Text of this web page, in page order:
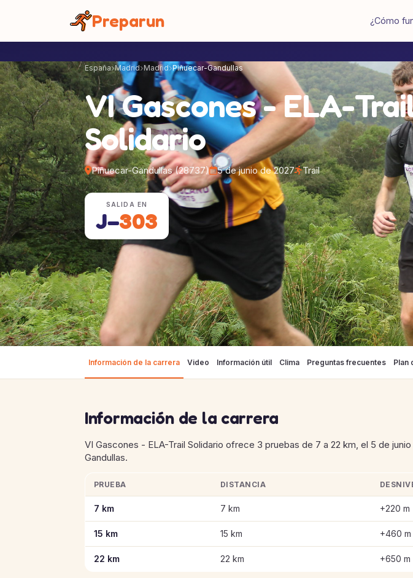
Preparun ¿Cómo
España Madrid Madrid Piñuecar-Gandullas
VI Gascones - ELA-
Solidario
Piñuecar-Gandullas (28737) 5 de junio de 2027 Trail
SALIDA EN
J−303
Información de la carrera Video Información útil Clima Preguntas frecuentes Plan
Información de la carrera
VI Gascones - ELA-Trail Solidario ofrece 3 pruebas de 7 a 22 km, el 5 de
Gandullas.
Información clave de las pruebas de VI Gascones - ELA-Trail Solidario
PRUEBA DISTANCIA
7 km 7 km +220 m
15 km 15 km +460 m
22 km 22 km +650 m